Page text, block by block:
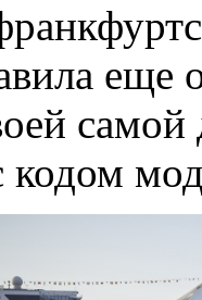
еще
кодом